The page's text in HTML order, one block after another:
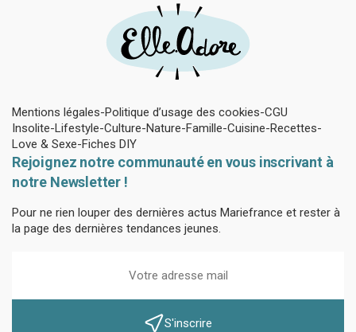
Mentions légales Politique d’usage des cookies CGU
Insolite Lifestyle Culture Nature Famille Cuisine Recettes
Love & Sexe Fiches DIY
Rejoignez notre communauté en vous inscrivant à
notre Newsletter !
Pour ne rien louper des dernières actus Mariefrance et rester à
la page des dernières tendances jeunes.
S'inscrire